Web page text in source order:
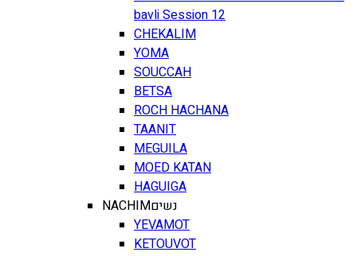
bavli Session 12
CHEKALIM
YOMA
SOUCCAH
BETSA
ROCH HACHANA
TAANIT
MEGUILA
MOED KATAN
HAGUIGA
NACHIMנשים
YEVAMOT
KETOUVOT